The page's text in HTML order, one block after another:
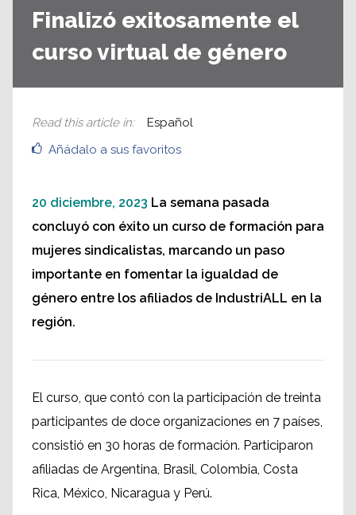
Finalizó exitosamente el
curso virtual de género
Añádalo a sus favoritos
Read this article in: Español
20 diciembre, 2023 La semana pasada
concluyó con éxito un curso de formación para
mujeres sindicalistas, marcando un paso
importante en fomentar la igualdad de
género entre los afiliados de IndustriALL en la
región.
El curso, que contó con la participación de treinta
participantes de doce organizaciones en 7 países,
consistió en 30 horas de formación. Participaron
afiliadas de Argentina, Brasil, Colombia, Costa
Rica, México, Nicaragua y Perú.